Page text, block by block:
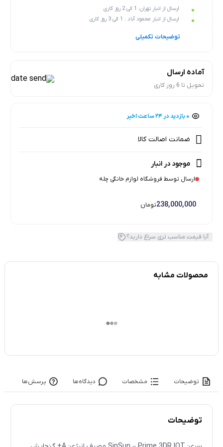
ارسال از انبار تهران: 1 الی 2 روز کاری
ارسال از انبار محمود آباد : 1 الی 3 روز کاری
توضیحات تکمیلی
آماده ارسال
تحویل تا 6 روز کاری
۰ بازدید در ۲۴ ساعت اخیر
ضمانت اصالت کالا
موجود در انبار
ارسال توسط فروشگاه لوازم خانگی چله
238,000,000تومان
آیا قیمت مناسب تری سراغ دارید؟
محصولات مشابه
توضیحات مشخصات دیدگاه‌ها پرسش‌ها
توضیحات